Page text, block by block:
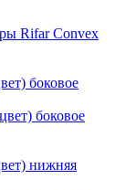
Rifar Convex
боковое
боковое
нижняя